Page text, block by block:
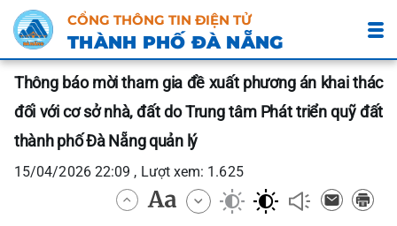
CỔNG THÔNG TIN ĐIỆN TỬ
THÀNH PHỐ ĐÀ NẴNG
Thông báo mời tham gia đề xuất phương án khai thác
đối với cơ sở nhà, đất do Trung tâm Phát triển quỹ đất
thành phố Đà Nẵng quản lý
15/04/2026 22:09 , Lượt xem: 1.625